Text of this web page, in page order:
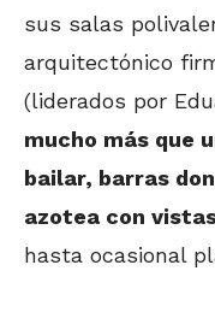
sus salas
arquitectónico
(liderados por
mucho más que
bailar, barras
azotea con
hasta ocasional